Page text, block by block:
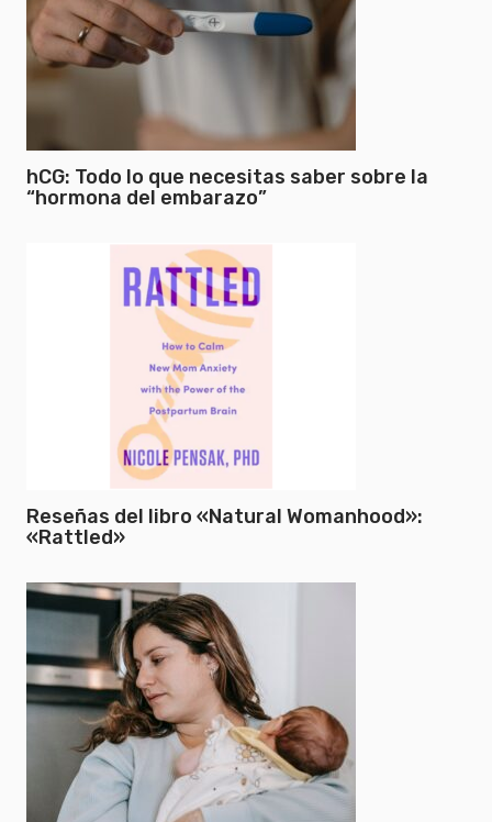
hCG: Todo lo que necesitas saber sobre la
“hormona del embarazo”
Reseñas del libro «Natural Womanhood»:
«Rattled»